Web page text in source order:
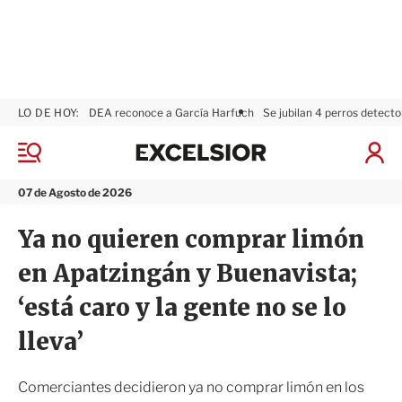
M
n
07 de Agosto de 2026
LO DE HOY: DEA reconoce a García Harfuch Se jubilan 4 perros
I
x
i
r
Ya no quieren comprar limón
en Apatzingán y Buenavista;
‘está caro y la gente no se lo
lleva’
Comerciantes decidieron ya no comprar limón en los